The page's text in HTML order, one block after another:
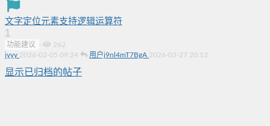
文字定位元素支持逻辑运算符
1
功能建议 ·
262
iyyy 2026-02-05 09:24 用户j9nl4mT7BgA 2026-03-27 20:12
显示已归档的帖子